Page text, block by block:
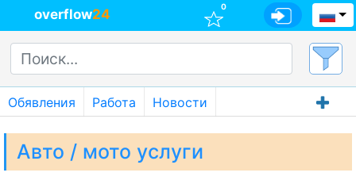
overflow24 0
Обявления Работа Новости
Авто / мото услуги